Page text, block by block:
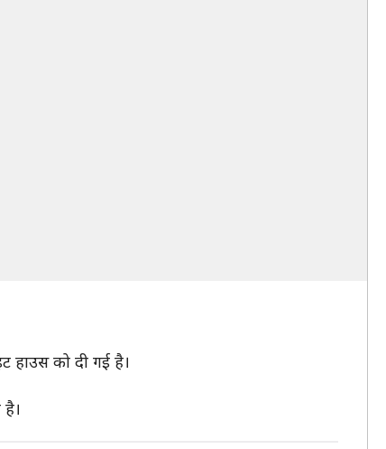
हाउस को दी गई है।